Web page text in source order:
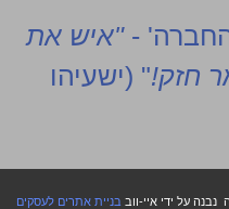
-"איש את
חזק!" (ישעיהו
נבנה על ידי איי-ווב בניית אתרים לעסקים